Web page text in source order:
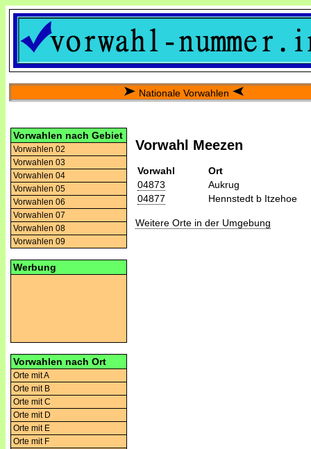
Nationale Vorwahlen
Vorwahlen nach Gebiet
Vorwahlen 02
Vorwahlen 03
Vorwahlen 04
Vorwahlen 05
Vorwahlen 06
Vorwahlen 07
Vorwahlen 08
Vorwahlen 09
Werbung
Vorwahlen nach Ort
Orte mit A
Orte mit B
Orte mit C
Orte mit D
Orte mit E
Orte mit F
Vorwahl Meezen
Vorwahl
Ort
04873
Aukrug
04877
Hennstedt b Itzehoe
Weitere Orte in der Umgebung